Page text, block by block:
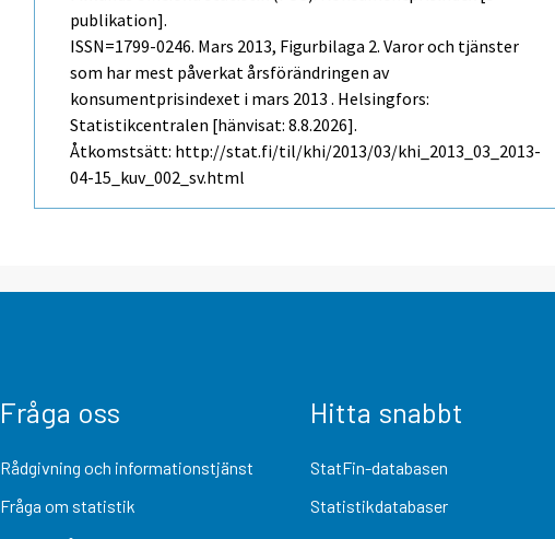
publikation].
ISSN=1799-0246. Mars 2013, Figurbilaga 2. Varor och tjänster
som har mest påverkat årsförändringen av
konsumentprisindexet i mars 2013 . Helsingfors:
Statistikcentralen [hänvisat: 8.8.2026].
Åtkomstsätt: http://stat.fi/til/khi/2013/03/khi_2013_03_2013-
04-15_kuv_002_sv.html
Fråga oss
Rådgivning och informationstjänst
Fråga om statistik
Hitta snabbt
StatFin-databasen
Statistikdatabaser